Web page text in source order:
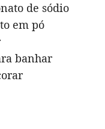
de sódio
em pó
banhar